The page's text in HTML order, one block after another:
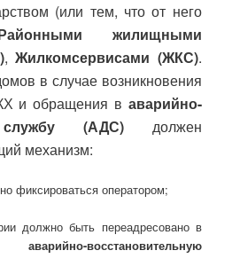
(или тем, что от него
жилищными
,Жилкомсервисами (ЖКС).
вслучае возникновения
и обращения в аварийно-
службу (АДС)должен
механизм:
фиксироваться оператором;
должно быть переадресовано в
аварийно-восстановительную